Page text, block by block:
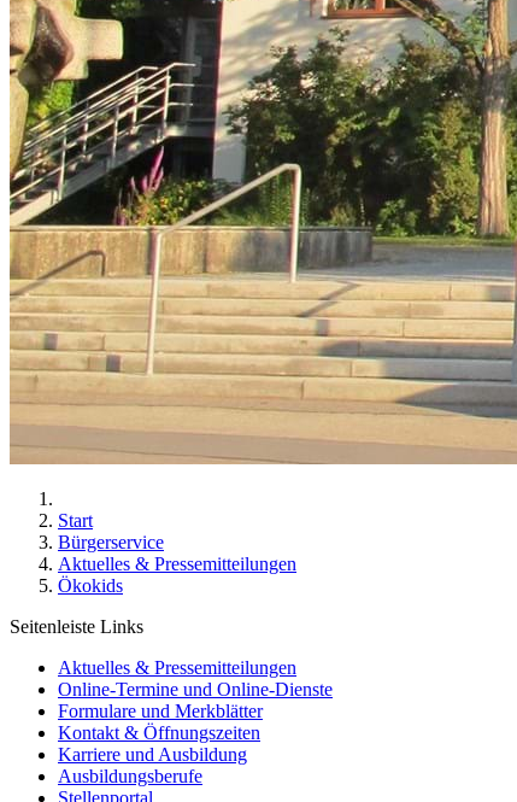
Start
Bürgerservice
Aktuelles & Pressemitteilungen
Ökokids
Seitenleiste Links
Aktuelles & Pressemitteilungen
Online-Termine und Online-Dienste
Formulare und Merkblätter
Kontakt & Öffnungszeiten
Karriere und Ausbildung
Ausbildungsberufe
Stellenportal